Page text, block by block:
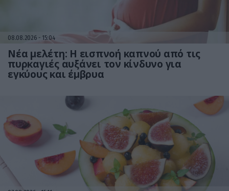
08.08.2026 15:04
Νέα μελέτη: Η εισπνοή καπνού από τις
πυρκαγιές αυξάνει τον κίνδυνο για
εγκύους και έμβρυα